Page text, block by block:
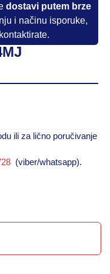
ili za lično poručivanje
(viber/whatsapp).
dostavi putem brze
i načinu isporuke,